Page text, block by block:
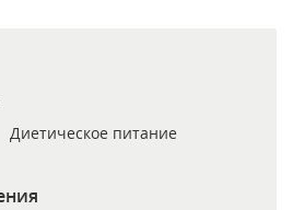
Диетическое питание